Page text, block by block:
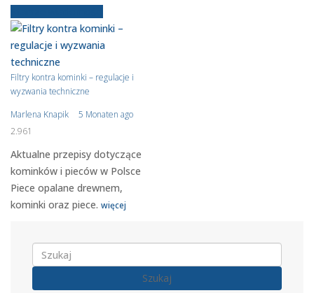
Filtry kontra kominki – regulacje i
wyzwania techniczne
Marlena Knapik
5 Monaten ago
2.961
Aktualne przepisy dotyczące
kominków i pieców w Polsce
Piece opalane drewnem,
kominki oraz piece. więcej
Szukaj